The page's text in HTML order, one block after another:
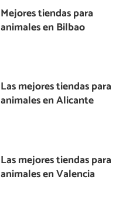
Mejores tiendas para
animales en Bilbao
Las mejores tiendas para
animales en Alicante
Las mejores tiendas para
animales en Valencia